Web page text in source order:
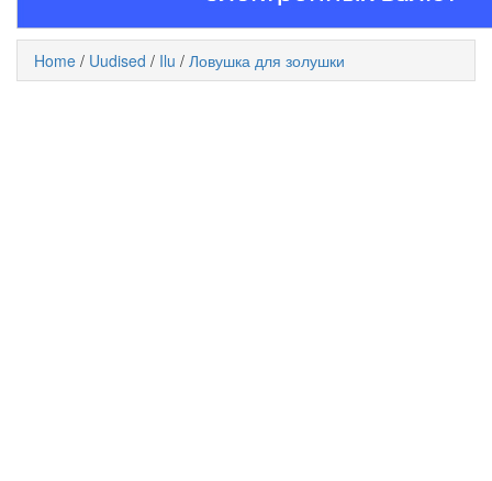
Home / Uudised / Ilu / Ловушка для золушки